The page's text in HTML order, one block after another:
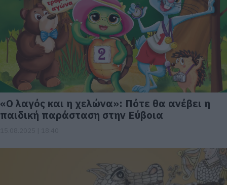
«Ο λαγός και η χελώνα»: Πότε θα ανέβει η
παιδική παράσταση στην Εύβοια